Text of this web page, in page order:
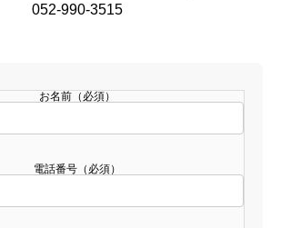
052-990-3515
お名前（必須）
電話番号（必須）